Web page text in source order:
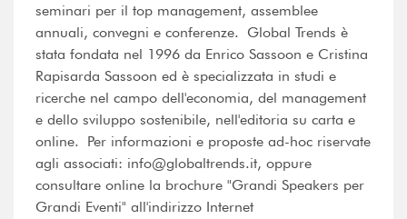
seminari per il top management, assemblee
annuali, convegni e conferenze. Global Trends è
stata fondata nel 1996 da Enrico Sassoon e Cristina
Rapisarda Sassoon ed è specializzata in studi e
ricerche nel campo dell'economia, del management
e dello sviluppo sostenibile, nell'editoria su carta e
online. Per informazioni e proposte ad-hoc riservate
agli associati: info@globaltrends.it, oppure
consultare online la brochure "Grandi Speakers per
Grandi Eventi" all'indirizzo Internet